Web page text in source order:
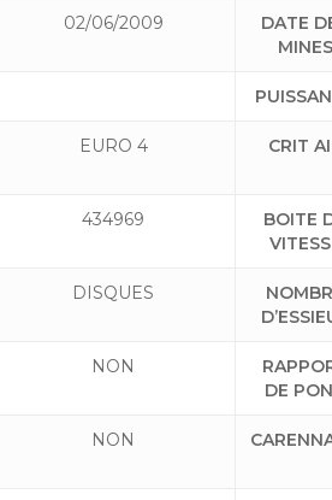
02/06/2009
DATE
MINES
EURO 4 CRIT
434969
BOITE
DISQUES
NON
DE
NON